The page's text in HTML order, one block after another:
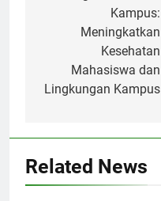
Kampus:
Meningkatkan
Kesehatan
Mahasiswa dan
Lingkungan Kampus
Related News